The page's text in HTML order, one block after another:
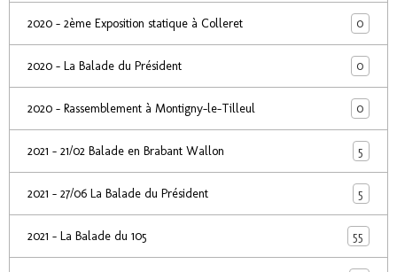
2020 - 2ème Exposition statique à Colleret 0
2020 - La Balade du Président 0
2020 - Rassemblement à Montigny-le-Tilleul 0
2021 - 21/02 Balade en Brabant Wallon 5
2021 - 27/06 La Balade du Président 5
2021 - La Balade du 105 55